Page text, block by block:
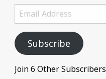
Email
Address
Subscribe
Join 6 Other Subscribers